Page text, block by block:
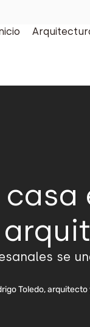
casa
se
Toledo,